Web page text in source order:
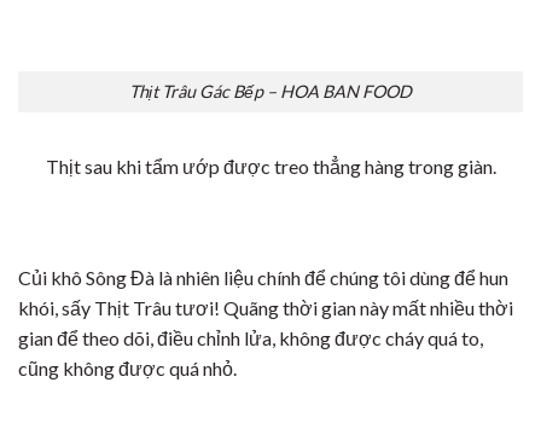
Thịt Trâu Gác Bếp – HOA BAN FOOD
Thịt sau khi tẩm ướp được treo thẳng hàng trong giàn.
Củi khô Sông Đà là nhiên liệu chính để chúng tôi dùng để hun
khói, sấy Thịt Trâu tươi! Quãng thời gian này mất nhiều thời
gian để theo dõi, điều chỉnh lửa, không được cháy quá to,
cũng không được quá nhỏ.